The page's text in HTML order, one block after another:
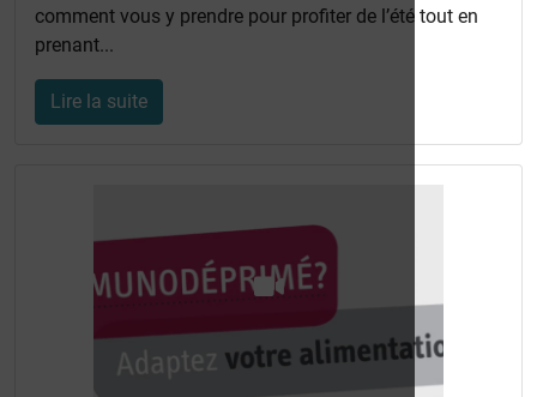
comment vous y prendre pour profiter de l’été tout en
prenant...
Lire la suite